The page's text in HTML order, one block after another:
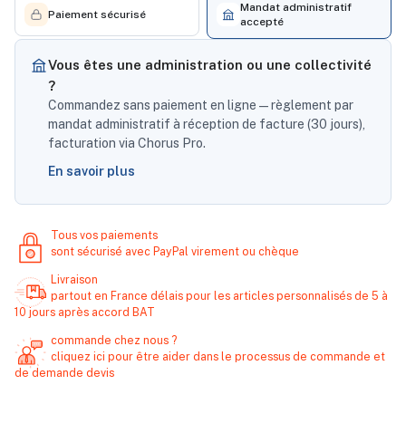
Paiement sécurisé
Mandat administratif
accepté
Vous êtes une administration ou une collectivité
?
Commandez sans paiement en ligne — règlement par
mandat administratif à réception de facture (30 jours),
facturation via Chorus Pro.
En savoir plus
Tous vos paiements
sont sécurisé avec PayPal virement ou chèque
Livraison
partout en France délais pour les articles personnalisés de 5 à
10 jours après accord BAT
commande chez nous ?
cliquez ici pour être aider dans le processus de commande et
de demande devis